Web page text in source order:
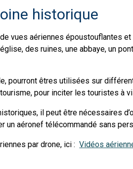
historique
vues aériennes époustouflantes et
des ruines, une abbaye, un
pourront êtres utilisées sur
pour inciter les touristes à
il peut être nécessaires
aéronef télécommandé sans
par drone, ici :Vidéos